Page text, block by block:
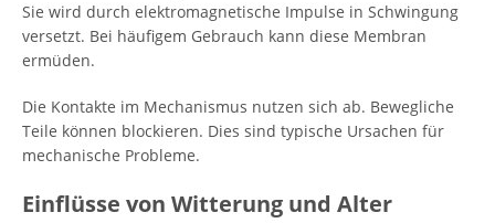
Sie wird durch elektromagnetische Impulse in Schwingung
versetzt. Bei häufigem Gebrauch kann diese Membran
ermüden.
Die Kontakte im Mechanismus nutzen sich ab. Bewegliche
Teile können blockieren. Dies sind typische Ursachen für
mechanische Probleme.
Einflüsse von Witterung und Alter